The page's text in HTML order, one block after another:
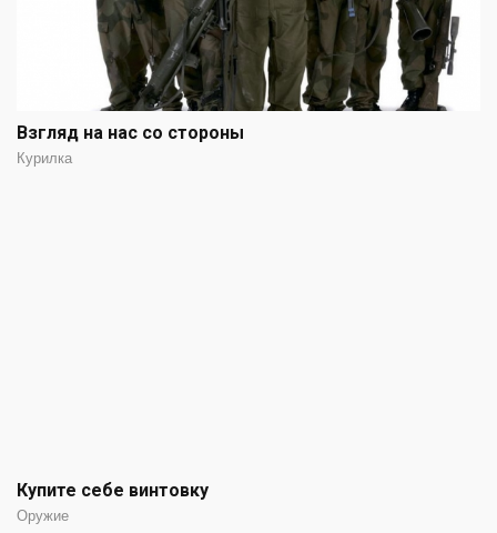
Взгляд на нас со стороны
Курилка
Купите себе винтовку
Оружие